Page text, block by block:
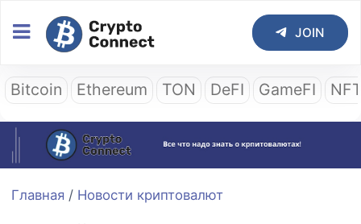
JOIN
Bitcoin Ethereum TON DeFI GameFI
Главная / Новости криптовалют